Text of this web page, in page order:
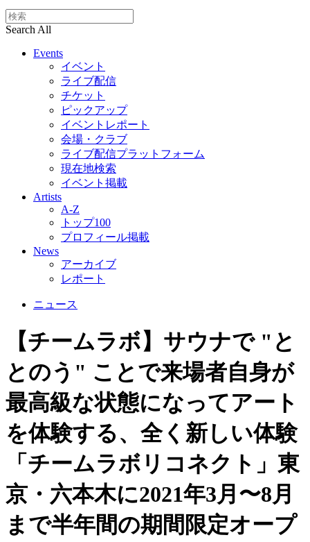
Search All
Events
イベント
ライブ配信
チケット
ピックアップ
イベントレポート
会場・クラブ
ライブ配信プラットフォーム
現在地検索
イベント掲載
Artists
A-Z
トップ100
プロフィール掲載
News
アーカイブ
レポート
ニュース
【チームラボ】サウナで "と
とのう" ことで来場者自身が
最高級な状態になってアート
を体験する、全く新しい体験
「チームラボリコネクト」東
京・六本木に2021年3月〜8月
まで半年間の期間限定オープ